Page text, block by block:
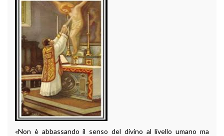
«Non è abbassando il senso del divino al livello umano ma